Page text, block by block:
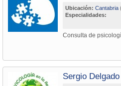
Ubicación: Cantabria
Especialidades:
Consulta de
Sergio Delgado